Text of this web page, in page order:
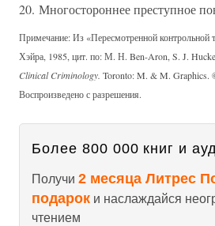
20. Многостороннее преступное
Примечание: Из «Пересмотренной контрольной
Хэйра, 1985, цит. по: М. Н. Ben-Aron, S. J.
Clinical Criminology. Toronto: M. & M. Graphics.
Воспроизведено с разрешения.
Более 800 000 книг и
Получи 2 месяца Литрес
подарок и наслаждайся
чтением